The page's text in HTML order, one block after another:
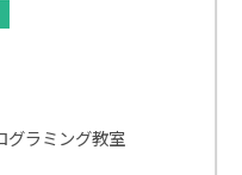
グラミング教室